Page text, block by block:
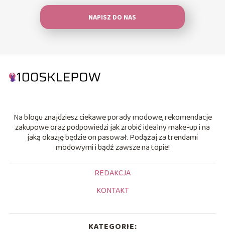
NAPISZ DO NAS
Na blogu znajdziesz ciekawe porady modowe, rekomendacje
zakupowe oraz podpowiedzi jak zrobić idealny make-up i na
jaką okazję będzie on pasował. Podążaj za trendami
modowymi i bądź zawsze na topie!
REDAKCJA
KONTAKT
KATEGORIE: